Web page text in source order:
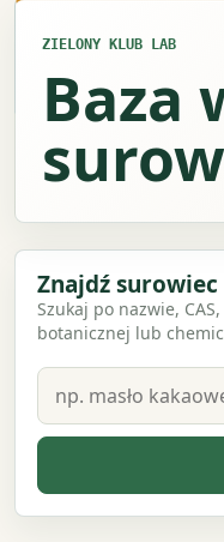
ZIELONY KLUB LAB
Baza
Znajdź surowiec
Szukaj po nazwie,
botanicznej lub